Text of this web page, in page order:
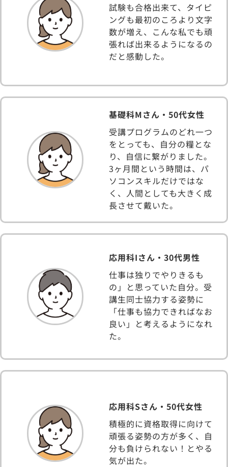
試験も合格出来て、タイピ
ングも最初のころより文字
数が増え、こんな私でも頑
張れば出来るようになるの
だと感動した。
基礎科Mさん・50代女性
受講プログラムのどれ一つ
をとっても、自分の糧とな
り、自信に繋がりました。
3ヶ月間という時間は、パ
ソコンスキルだけではな
く、人間としても大きく成
長させて戴いた。
応用科Iさん・30代男性
仕事は独りでやりきるも
の」と思っていた自分。受
講生同士協力する姿勢に
「仕事も協力できればなお
良い」と考えるようになれ
た。
応用科Sさん・50代女性
積極的に資格取得に向けて
頑張る姿勢の方が多く、自
分も負けられない！とやる
気が出た。